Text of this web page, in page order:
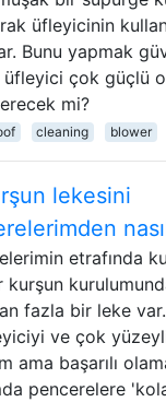
üfleyicinin
Bunu yapmak
çok güçlü
mi?
cleaning blower
lekesini
nasıl
etrafında
kurşun
fazla bir leke
ve çok
ama başarılı
pencerelere